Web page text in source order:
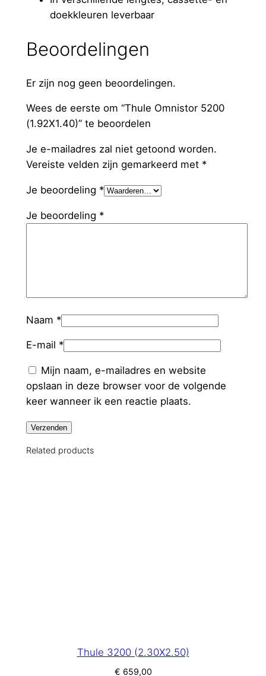
doekkleuren leverbaar
Beoordelingen
Er zijn nog geen beoordelingen.
Wees de eerste om “Thule Omnistor 5200
(1.92X1.40)” te beoordelen
Je e-mailadres zal niet getoond worden.
Vereiste velden zijn gemarkeerd met *
Je beoordeling *
Je beoordeling *
Naam *
E-mail *
Mijn naam, e-mailadres en website
opslaan in deze browser voor de volgende
keer wanneer ik een reactie plaats.
Related products
Thule 3200 (2.30X2.50)
€ 659,00